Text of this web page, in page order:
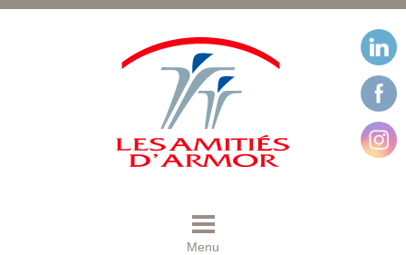
Menu